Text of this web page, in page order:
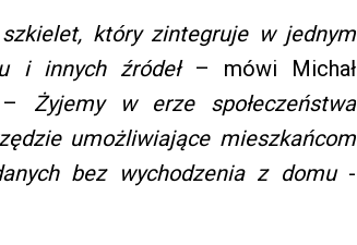
który zintegruje w jednym
i innych źródeł– mówi Michał
– Żyjemy w erze społeczeństwa
umożliwiające mieszkańcom
bez wychodzenia z domu-